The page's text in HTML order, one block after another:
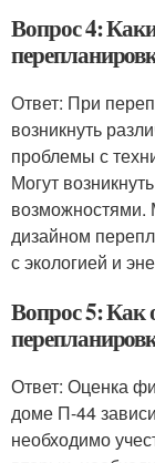
Вопрос 4:
Ответ: При
возникнуть
проблемы с
Могут
возможностями.
дизайном
с экологией и
Вопрос 5: Как
Ответ: Оценка
доме П-44
необходимо